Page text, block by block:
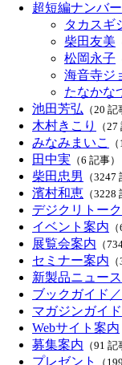
超短編ナンバ
タカスギ
柴田友美
松岡永子
海音寺ジ
たなかな
池田芳弘 （20 記
木村きこり （27
みなみまいこ
田中実 （6 記事）
柴田忠男 （3247
濱村和恵 （3228
デジクリトーク
イベント案内
展覧会案内 （
セミナー案内
新製品ニュース
ブックガイド
マガジンガイド
Webサイト案内
募集案内 （91 記
プレゼント （